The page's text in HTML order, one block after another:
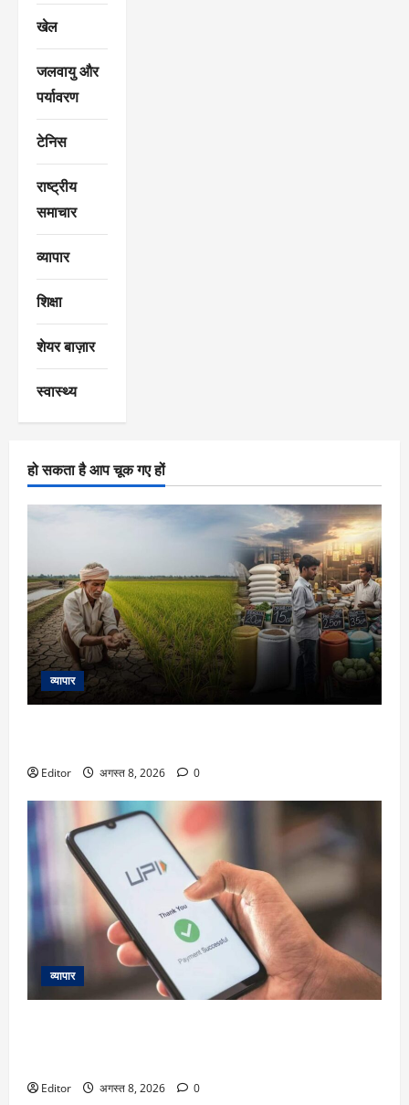
खेल
जलवायु और
पर्यावरण
टेनिस
राष्ट्रीय
समाचार
व्यापार
शिक्षा
शेयर बाज़ार
स्वास्थ्य
हो सकता है आप चूक गए हों
व्यापार
Editor अगस्त 8, 2026 0
व्यापार
Editor अगस्त 8, 2026 0